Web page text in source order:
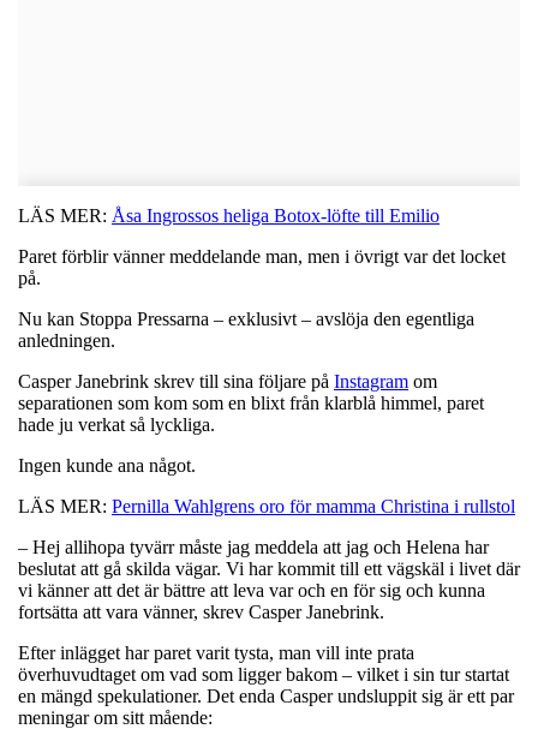
LÄS MER: Åsa Ingrossos heliga Botox-löfte till Emilio
Paret förblir vänner meddelande man, men i övrigt var det locket
på.
Nu kan Stoppa Pressarna – exklusivt – avslöja den egentliga
anledningen.
Casper Janebrink skrev till sina följare på Instagram om
separationen som kom som en blixt från klarblå himmel, paret
hade ju verkat så lyckliga.
Ingen kunde ana något.
LÄS MER: Pernilla Wahlgrens oro för mamma Christina i rullstol
– Hej allihopa tyvärr måste jag meddela att jag och Helena har
beslutat att gå skilda vägar. Vi har kommit till ett vägskäl i livet där
vi känner att det är bättre att leva var och en för sig och kunna
fortsätta att vara vänner, skrev Casper Janebrink.
Efter inlägget har paret varit tysta, man vill inte prata
överhuvudtaget om vad som ligger bakom – vilket i sin tur startat
en mängd spekulationer. Det enda Casper undsluppit sig är ett par
meningar om sitt mående: